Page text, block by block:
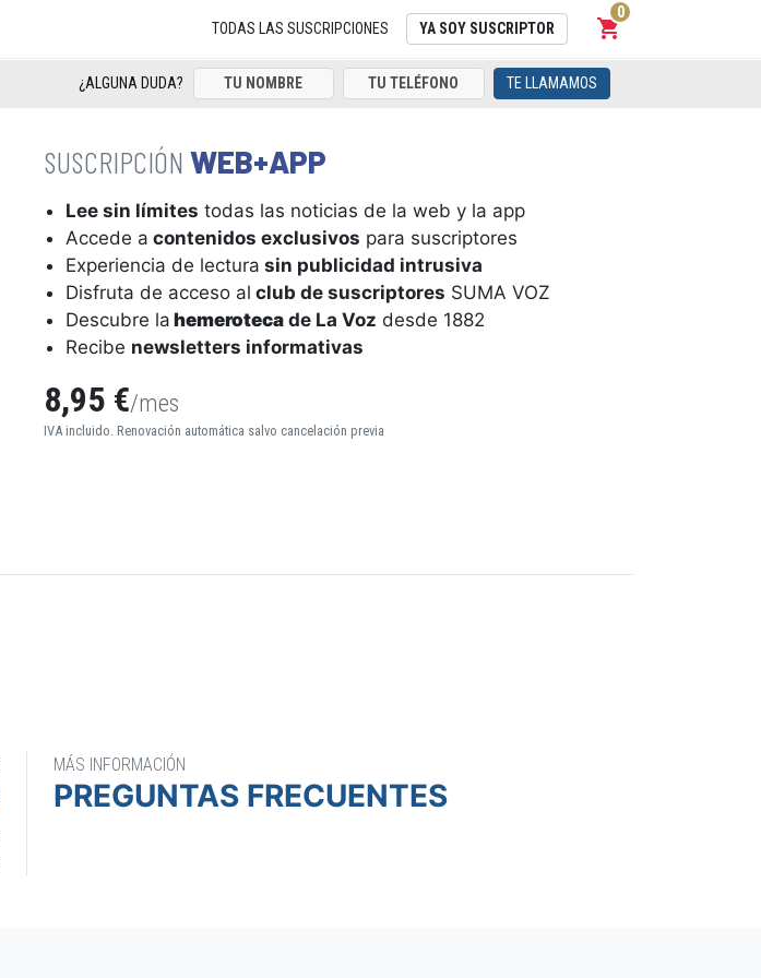
TODAS LAS SUSCRIPCIONES YA SOY SUSCRIPTOR shopping_cart
Carrito
0
¿ALGUNA DUDA? TE LLAMAMOS
WEB+APP
Lee sin límites todas las noticias de la web y la app
Accede a contenidos exclusivos para suscriptores
Experiencia de lectura sin publicidad intrusiva
Disfruta de acceso al club de suscriptores SUMA VOZ
Descubre la hemeroteca de La Voz desde 1882
Recibe newsletters informativas
8,95 €/mes
IVA incluido. Renovación automática salvo cancelación previa
MÁS INFORMACIÓN
PREGUNTAS FRECUENTES